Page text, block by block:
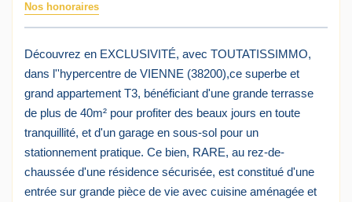
Nos honoraires
Découvrez en EXCLUSIVITÉ, avec TOUTATISSIMMO,
dans l''hypercentre de VIENNE (38200),ce superbe et
grand appartement T3, bénéficiant d'une grande terrasse
de plus de 40m² pour profiter des beaux jours en toute
tranquillité, et d'un garage en sous-sol pour un
stationnement pratique. Ce bien, RARE, au rez-de-
chaussée d'une résidence sécurisée, est constitué d'une
entrée sur grande pièce de vie avec cuisine aménagée et